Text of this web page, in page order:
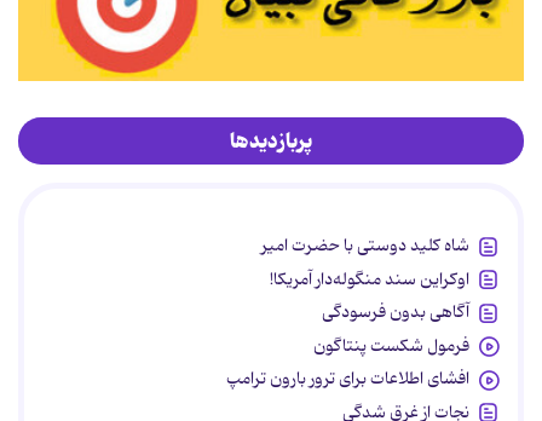
پربازدیدها
شاه کلید دوستی با حضرت امیر
اوکراین سند منگوله‌دار آمریکا!
آگاهی بدون فرسودگی
فرمول شکست پنتاگون
افشای اطلاعات برای ترور بارون ترامپ
نجات از غرق شدگی